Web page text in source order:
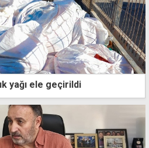
yağı ele geçirildi